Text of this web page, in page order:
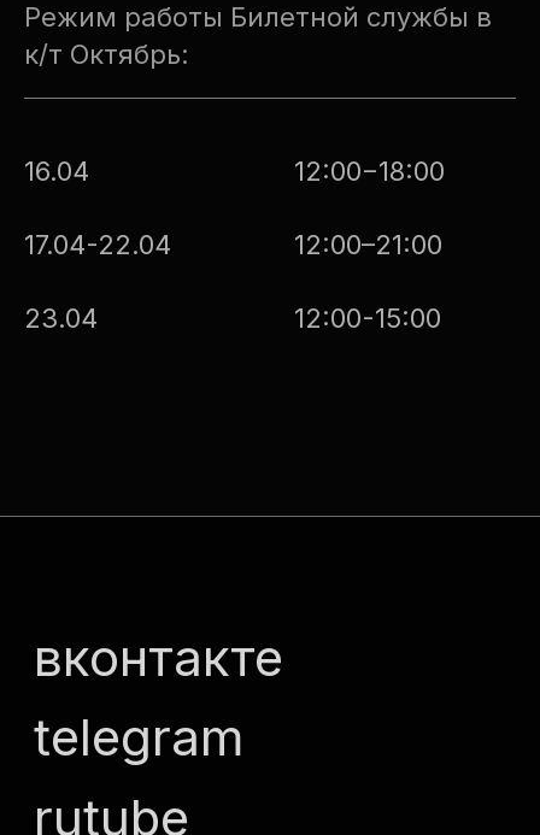
Режим работы Билетной службы в
к/т Октябрь:
16.04 12:00−18:00
17.04-22.04 12:00–21:00
23.04 12:00-15:00